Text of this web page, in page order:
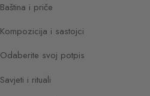
Baština i priče
Kompozicija i sastojci
Odaberite svoj potpis
Savjeti i rituali